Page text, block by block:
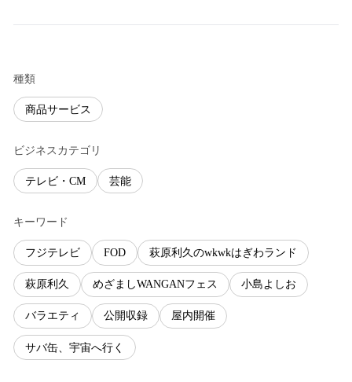
種類
商品サービス
ビジネスカテゴリ
テレビ・CM 芸能
キーワード
フジテレビ FOD 萩原利久のwkwkはぎわランド
萩原利久 めざましWANGANフェス 小島よしお
バラエティ 公開収録 屋内開催
サバ缶、宇宙へ行く